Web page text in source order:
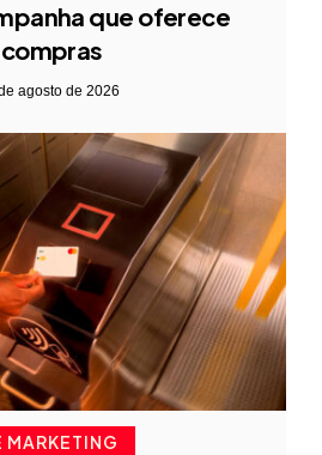
que oferece
agosto de 2026
MARKETING